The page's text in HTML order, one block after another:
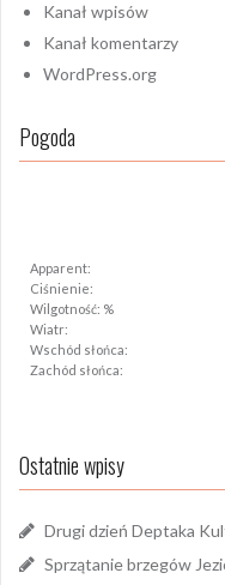
Kanał wpisów
Kanał komentarzy
WordPress.org
Pogoda
Apparent:
Ciśnienie:
Wilgotność: %
Wiatr:
Wschód słońca:
Zachód słońca:
Ostatnie wpisy
Drugi dzień Deptaka
Sprzątanie brzegów